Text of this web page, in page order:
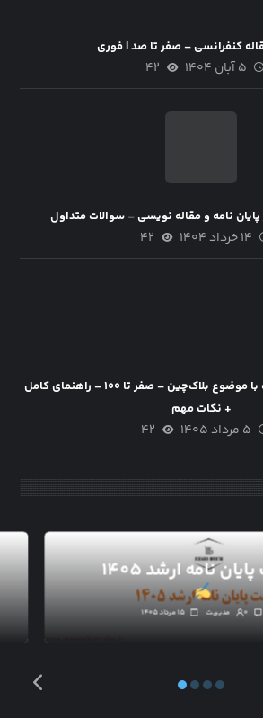
کنفرانسی – صفر تا صد | فوری
۵ آبان ۱۴۰۴ ۴۲
نامه و مقاله نویسی – سوالات متداول
۱۴ خرداد ۱۴۰۴ ۴۲
انجام پایان نامه مدیریت با موضوع بلاک‌چین – صفر تا ۱۰۰ – راهنمای کامل
+ نکات مهم
۵ مرداد ۱۴۰۵ ۴۲
نامه ارشد ۱۴۰۵
۱۵ مرداد ۱۴۰۵ مدیریت ۰